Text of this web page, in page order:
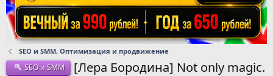
SEO и SMM, Оптимизация и продвижение
SEO и SMM
[Лера Бородина] Not only magic.